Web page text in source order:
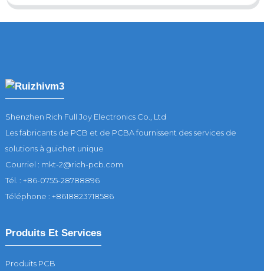
Shenzhen Rich Full Joy Electronics Co., Ltd
Les fabricants de PCB et de PCBA fournissent des services de
solutions à guichet unique
Courriel : mkt-2@rich-pcb.com
Tél. : +86-0755-28788896
Téléphone : +8618823718586
Produits Et Services
Produits PCB